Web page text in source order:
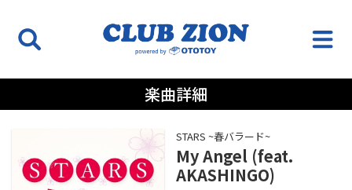
楽曲詳細
STARS ~春バラード~
My Angel (feat.
AKASHINGO)